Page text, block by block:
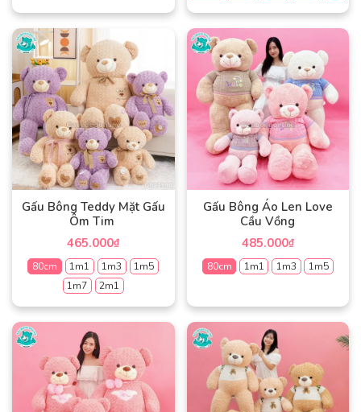
phẩm
này
có
nhiều
biến
thể.
Các
tùy
chọn
có
thể
được
chọn
trên
trang
sản
phẩm
Sản
phẩm
này
có
nhiều
biến
thể.
Các
tùy
chọn
có
thể
chọn
trên
sản
phẩm
Gấu Bông Teddy Mặt Gấu
Ôm Tim
465.000₫
80cm
1m1 1m3
1m5
1m7
2m1
Sản
phẩm
này
có
nhiều
biến
Gấu Bông Áo Len Love
Cầu Vồng
485.000₫
80cm
1m1 1m3 1m5
phẩm
này
có
nhiều
biến
thể.